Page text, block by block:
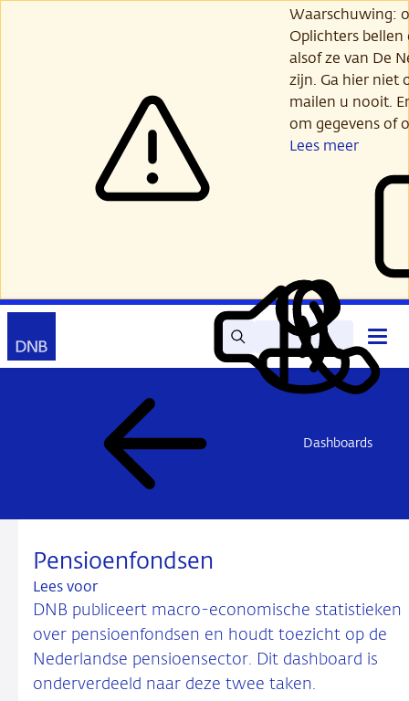
Waarschuwing:
Oplichters
alsof ze van De
zijn. Ga hier niet
mailen u nooit.
om gegevens of
Lees meer
Zoek Lees
voor
Mijn
DNB
Contact
Dashboards
Pensioenfondsen
Lees voor
DNB publiceert macro-economische statistieken
over pensioenfondsen en houdt toezicht op de
Nederlandse pensioensector. Dit dashboard is
onderverdeeld naar deze twee taken.